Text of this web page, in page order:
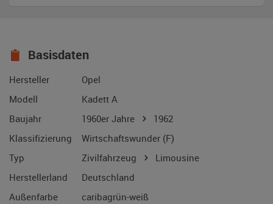
Basisdaten
Hersteller
Opel
Modell
Kadett A
Baujahr
1960er Jahre
1962
Klassifizierung
Wirtschaftswunder (F)
Typ
Zivilfahrzeug
Limousine
Herstellerland
Deutschland
Außenfarbe
caribagrün-weiß